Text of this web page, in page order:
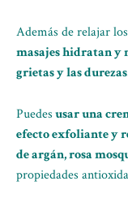
Además de relajar
masajes hidratan y
grietas y las durezas
Puedesusar una
efecto exfoliante y
de argán, rosa
propiedades